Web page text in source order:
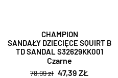
CHAMPION
SANDAŁY DZIECIĘCE SQUIRT B
TD SANDAL S32629KK001
Czarne
78,99 zł 47,39 ZŁ